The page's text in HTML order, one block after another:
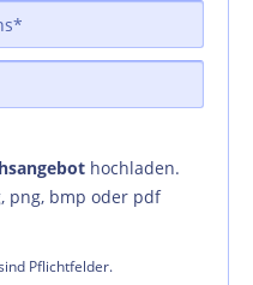
hochladen.
png, bmp oder pdf
Pflichtfelder.